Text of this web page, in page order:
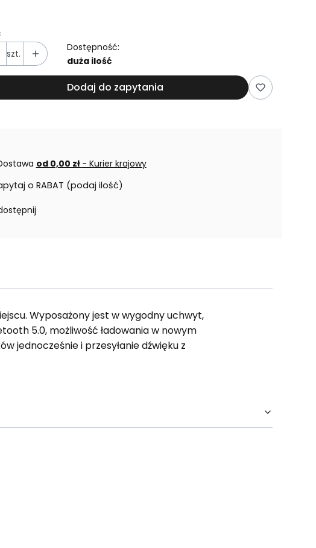
szt.
Dostępność:
duża ilość
Dodaj do zapytania
od 0,00 zł - Kurier krajowy
o RABAT (podaj ilość)
Wyposażony jest w wygodny uchwyt,
5.0, możliwość ładowania w nowym
jednocześnie i przesyłanie dźwięku z